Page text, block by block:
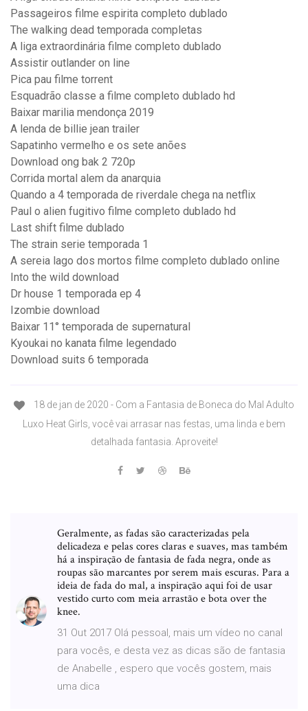
Passageiros filme espirita completo dublado
The walking dead temporada completas
A liga extraordinária filme completo dublado
Assistir outlander on line
Pica pau filme torrent
Esquadrão classe a filme completo dublado hd
Baixar marilia mendonça 2019
A lenda de billie jean trailer
Sapatinho vermelho e os sete anões
Download ong bak 2 720p
Corrida mortal alem da anarquia
Quando a 4 temporada de riverdale chega na netflix
Paul o alien fugitivo filme completo dublado hd
Last shift filme dublado
The strain serie temporada 1
A sereia lago dos mortos filme completo dublado online
Into the wild download
Dr house 1 temporada ep 4
Izombie download
Baixar 11° temporada de supernatural
Kyoukai no kanata filme legendado
Download suits 6 temporada
18 de jan de 2020 - Com a Fantasia de Boneca do Mal Adulto
Luxo Heat Girls, você vai arrasar nas festas, uma linda e bem
detalhada fantasia. Aproveite!
Geralmente, as fadas são caracterizadas pela
delicadeza e pelas cores claras e suaves, mas também
há a inspiração de fantasia de fada negra, onde as
roupas são marcantes por serem mais escuras. Para a
ideia de fada do mal, a inspiração aqui foi de usar
vestido curto com meia arrastão e bota over the
knee.
31 Out 2017 Olá pessoal, mais um vídeo no canal
para vocês, e desta vez as dicas são de fantasia
de Anabelle , espero que vocês gostem, mais
uma dica